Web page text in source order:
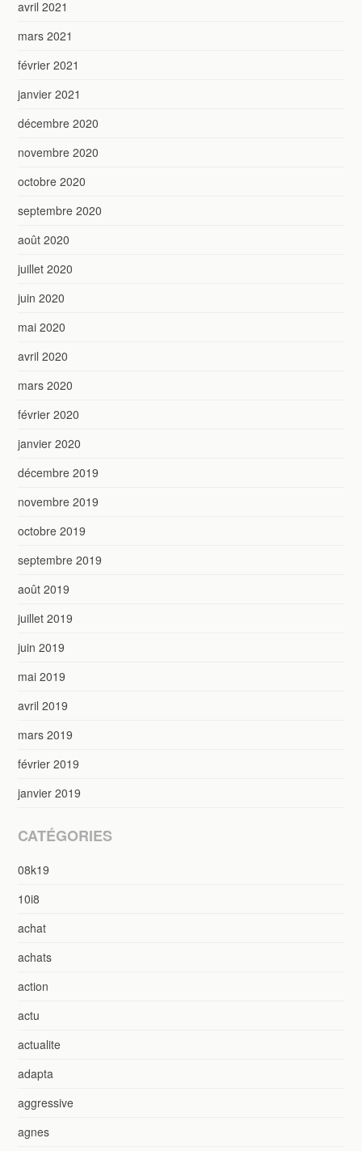
avril 2021
mars 2021
février 2021
janvier 2021
décembre 2020
novembre 2020
octobre 2020
septembre 2020
août 2020
juillet 2020
juin 2020
mai 2020
avril 2020
mars 2020
février 2020
janvier 2020
décembre 2019
novembre 2019
octobre 2019
septembre 2019
août 2019
juillet 2019
juin 2019
mai 2019
avril 2019
mars 2019
février 2019
janvier 2019
CATÉGORIES
08k19
10i8
achat
achats
action
actu
actualite
adapta
aggressive
agnes